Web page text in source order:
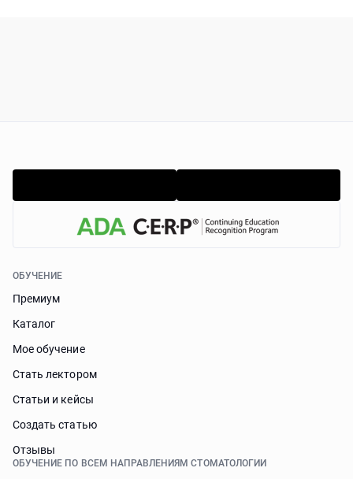
ОБУЧЕНИЕ
Премиум
Каталог
Мое обучение
Стать лектором
Статьи и кейсы
Cоздать статью
Отзывы
ОБУЧЕНИЕ ПО ВСЕМ НАПРАВЛЕНИЯМ СТОМАТОЛОГИИ